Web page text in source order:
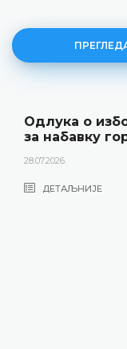
Одлука о
за набавку
28.07.2026.
ДЕТАЉНИЈЕ